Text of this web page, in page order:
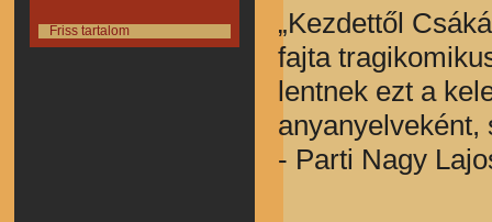
Friss tartalom
„Kezdettől
fajta
lentnek ezt a
anyanyelveként,
- Parti Nagy